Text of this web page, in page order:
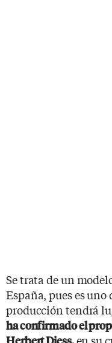
Se trata de un
España, pues es uno
producción tendrá
ha confirmado el
en su